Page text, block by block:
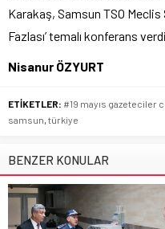
Karakaş, Samsun TSO Meclis
Fazlası’ temalı konferans
Nisanur ÖZYURT
ETİKETLER: #19 mayıs gazeteciler
samsun, türkiye
BENZER KONULAR